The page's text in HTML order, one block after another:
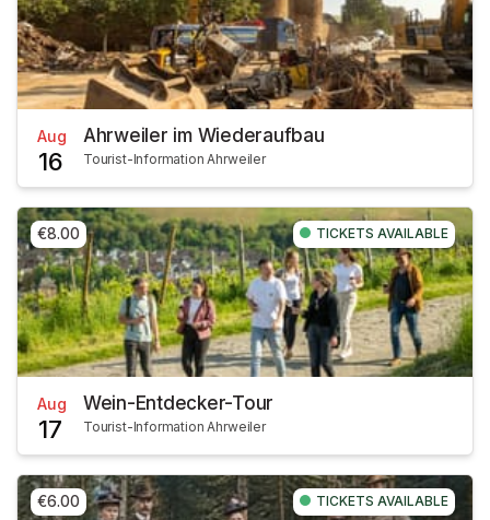
Aug
16
Ahrweiler im Wiederaufbau
Tourist-Information Ahrweiler
€8.00 TICKETS AVAILABLE
Aug
17
Wein-Entdecker-Tour
Tourist-Information Ahrweiler
€6.00 TICKETS AVAILABLE